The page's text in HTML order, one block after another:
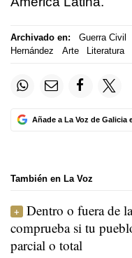
Archivado en: Guerra Civil
Hernández
Arte Literatura
Añade a La Voz de Galicia
También en La Voz
Dentro o fuera de
comprueba si tu
parcial o total